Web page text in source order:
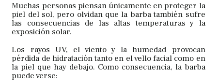
Muchas personas piensan únicamente en proteger la
piel del sol, pero olvidan que la barba también sufre
las consecuencias de las altas temperaturas y la
exposición solar.
Los rayos UV, el viento y la humedad provocan
pérdida de hidratación tanto en el vello facial como en
la piel que hay debajo. Como consecuencia, la barba
puede verse: